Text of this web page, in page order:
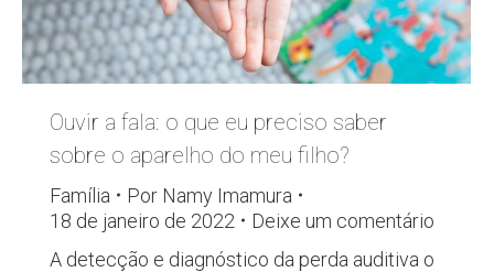
Ouvir a fala: o que eu preciso saber
sobre o aparelho do meu filho?
Família Por Namy Imamura
18 de janeiro de 2022
Deixe um comentário
A detecção e diagnóstico da perda auditiva o